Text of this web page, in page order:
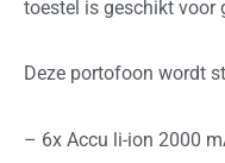
toestel is geschikt voor
Deze portofoon wordt
– 6x Accu li-ion 2000